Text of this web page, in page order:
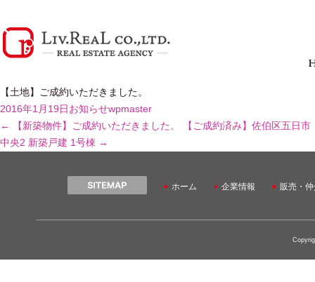
【土地】ご成約いただきました。
2016年1月19日 お知らせwpmaster
←
【新築物件】ご成約いただきました。
【ご成約済み】佐伯区五日市
中央2 新築戸建 1号棟 →
ホーム 企業情報 販売・